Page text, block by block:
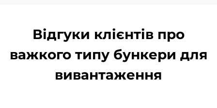
Відгуки клієнтів про
важкого типу бункери для
вивантаження